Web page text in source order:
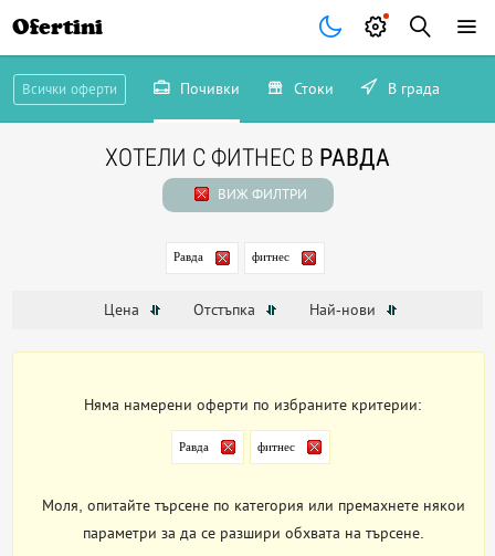
Ofertini
Всички оферти Почивки Стоки В града
ХОТЕЛИ С ФИТНЕС В РАВДА
ВИЖ ФИЛТРИ
Равда фитнес
Цена Отстъпка Най-нови
Няма намерени оферти по избраните критерии:
Равда фитнес
Моля, опитайте търсене по категория или премахнете някои
параметри за да се разшири обхвата на търсене.